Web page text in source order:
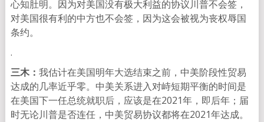
心知肚明。因为对美国没有极大利益的协议川普不会签，
对美国很有利的中方也不会签，因为这会被视为丧权辱国
条约。
.
三木： 我估计在美国明年大选结束之前，中美阶段性贸易
达成的几率近乎零。中美关系进入对峙短期平衡的时间是
在美国下一任总统就职后，应该是在2021年，即后年；届
时无论川普是否连任，中美贸易协议都将在2021年达成。